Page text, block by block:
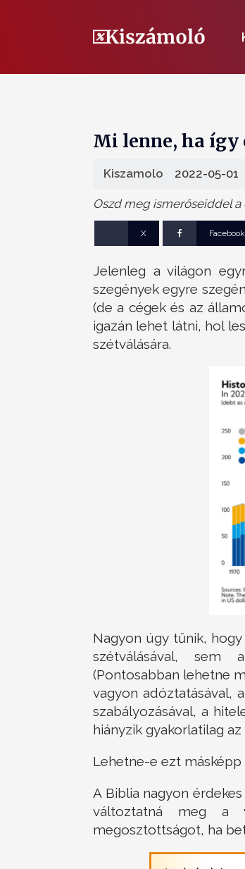
Mi lenne, ha így
Kiszamolo 2022-05-01
Oszd meg ismerőseiddel a
X Facebook
Jelenleg a világon
szegények egyre
(de a cégek és az
igazán lehet látni, hol
szétválására.
Nagyon úgy tűnik,
szétválásával, sem
(Pontosabban lehetne
vagyon adóztatásával,
szabályozásával, a
hiányzik gyakorlatilag az
Lehetne-e ezt másképp
A Biblia nagyon
változtatná meg a
megosztottságot, ha